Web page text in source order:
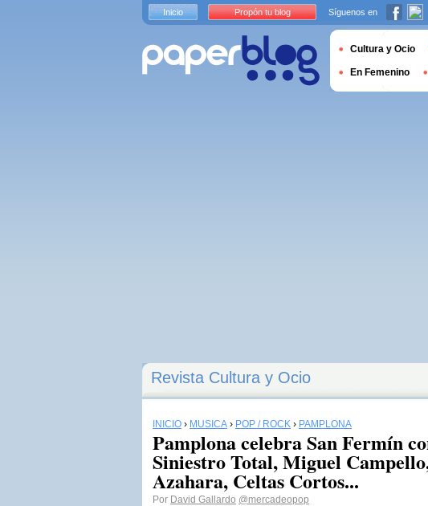
Revista Cultura y Ocio
INICIO › MÚSICA › POP / ROCK › PAMPLONA
Pamplona celebra San Fermín
Siniestro Total, Miguel
Azahara, Celtas Cortos...
Por David Gallardo @mercadeopop
Inicio Propón tu blog Síguenos en
Cultura y Ocio
En Femenino